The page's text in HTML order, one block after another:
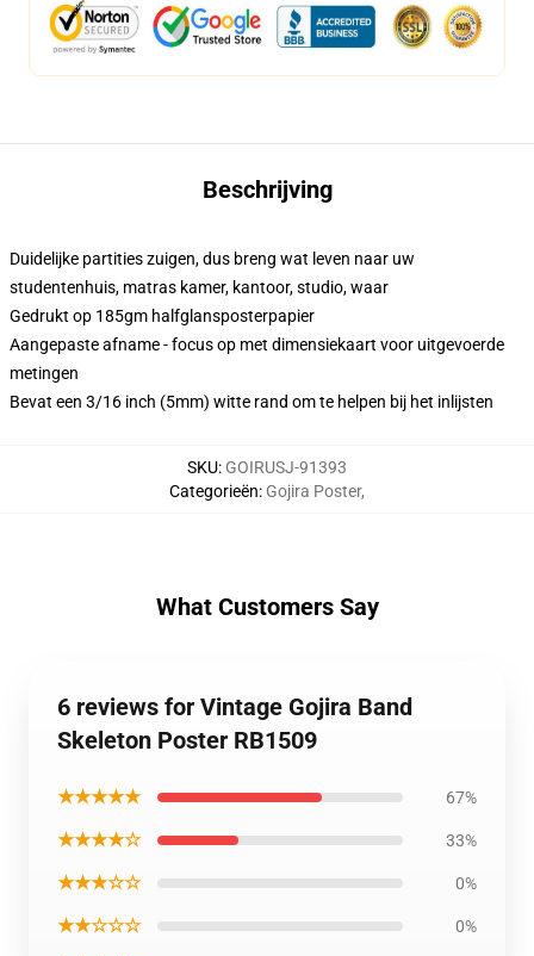
Beschrijving
Duidelijke partities zuigen, dus breng wat leven naar uw
studentenhuis, matras kamer, kantoor, studio, waar
Gedrukt op 185gm halfglansposterpapier
Aangepaste afname - focus op met dimensiekaart voor uitgevoerde
metingen
Bevat een 3/16 inch (5mm) witte rand om te helpen bij het inlijsten
SKU: GOIRUSJ-91393
Categorieën: Gojira Poster,
What Customers Say
6 reviews for Vintage Gojira Band
Skeleton Poster RB1509
★★★★★ 67%
★★★★☆ 33%
★★★☆☆ 0%
★★☆☆☆ 0%